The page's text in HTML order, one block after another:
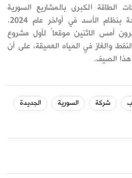
الطاقة الكبرى بالمشاريع السورية
الأسد في أواخر عام 2024.
أمس الاثنين موقعاً لأول مشروع
والغاز في المياه العميقة، على أن
هذا الصيف.
شركة السورية
الجديدة